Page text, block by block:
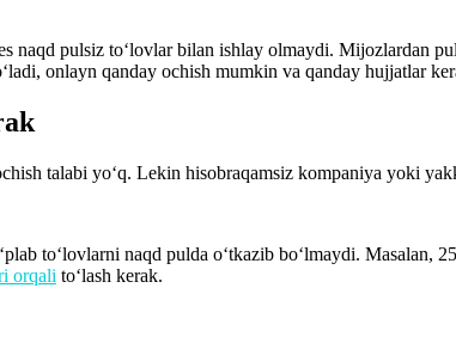
naqd pulsiz to‘lovlar bilan ishlay olmaydi. Mijozlardan
onlayn qanday ochish mumkin va qanday hujjatlar
talabi yo‘q. Lekin hisobraqamsiz kompaniya yoki
to‘lovlarni naqd pulda o‘tkazib bo‘lmaydi. Masalan,
orqali to‘lash kerak.